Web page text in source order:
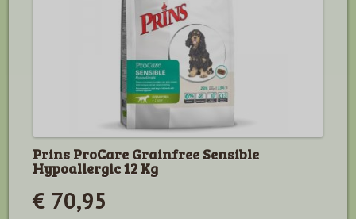
Prins ProCare Grainfree Sensible
Hypoallergic 12 Kg
€ 70,95